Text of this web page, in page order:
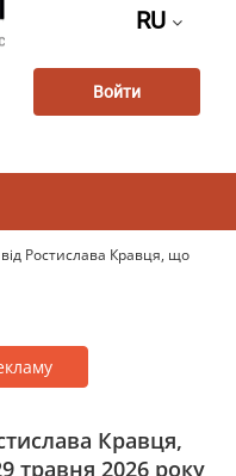
RU
Войти
Ростислава Кравця, що
Кравця,
травня 2026 року